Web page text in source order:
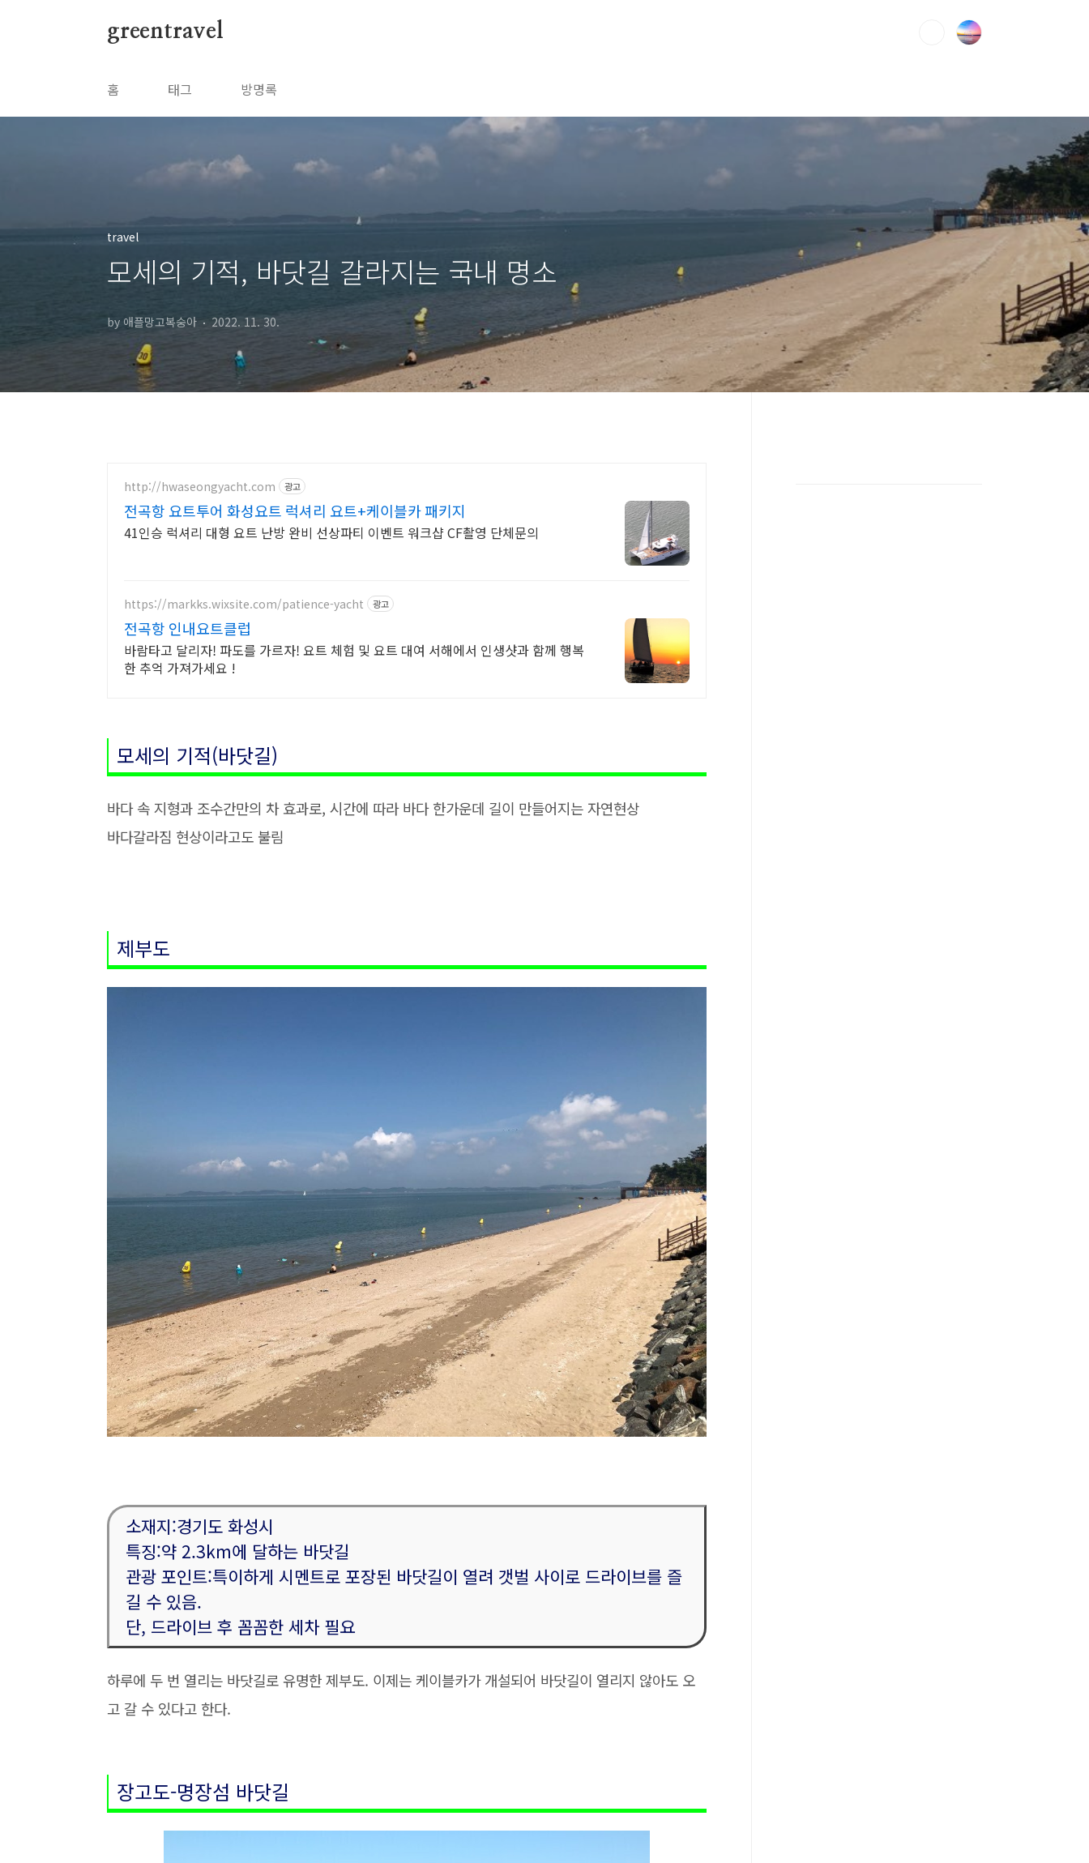
greentravel
홈 태그 방명록
travel
모세의 기적, 바닷길 갈라지는 국내 명소
by 애플망고복숭아 2022. 11. 30.
http://hwaseongyacht.com 광고
전곡항 요트투어 화성요트 럭셔리 요트+케이블카 패키지
41인승 럭셔리 대형 요트 난방 완비 선상파티 이벤트 워크샵 CF촬영 단체문의
https://markks.wixsite.com/patience-yacht 광고
전곡항 인내요트클럽
바람타고 달리자! 파도를 가르자! 요트 체험 및 요트 대여 서해에서 인생샷과 함께 행복
한 추억 가져가세요 !
모세의 기적(바닷길)
바다 속 지형과 조수간만의 차 효과로, 시간에 따라 바다 한가운데 길이 만들어지는 자연현상
바다갈라짐 현상이라고도 불림
제부도
소재지:경기도 화성시
특징:약 2.3km에 달하는 바닷길
관광 포인트:특이하게 시멘트로 포장된 바닷길이 열려 갯벌 사이로 드라이브를 즐
길 수 있음.
단, 드라이브 후 꼼꼼한 세차 필요
하루에 두 번 열리는 바닷길로 유명한 제부도. 이제는 케이블카가 개설되어 바닷길이 열리지 않아도 오
고 갈 수 있다고 한다.
장고도-명장섬 바닷길